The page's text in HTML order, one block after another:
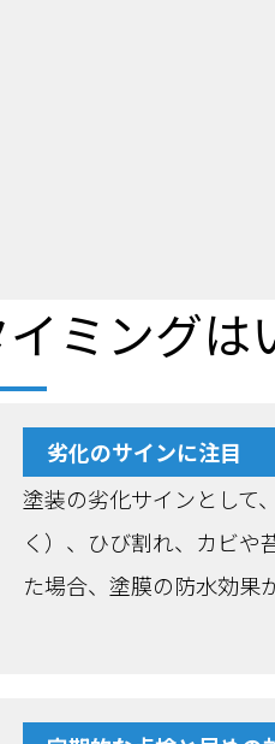
ミングは
劣化のサインに注目
塗装の劣化サインとして
く）、ひび割れ、カビや
た場合、塗膜の防水効果